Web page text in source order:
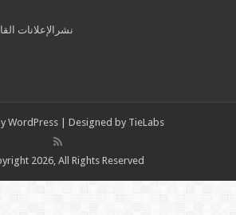
نشرالإعلانات
WordPress | Designed by TieLabs
2026, All Rights Reserved